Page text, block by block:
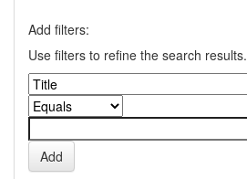
Add filters:
Use filters to refine the search results.